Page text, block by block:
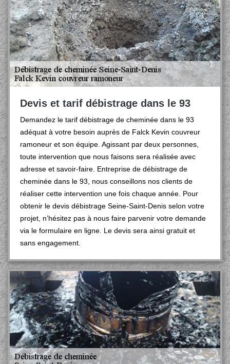
Devis et tarif débistrage dans le 93
Demandez le tarif débistrage de cheminée dans le 93
adéquat à votre besoin auprès de Falck Kevin couvreur
ramoneur et son équipe. Agissant par deux personnes,
toute intervention que nous faisons sera réalisée avec
adresse et savoir-faire. Entreprise de débistrage de
cheminée dans le 93, nous conseillons nos clients de
réaliser cette intervention une fois chaque année. Pour
obtenir le devis débistrage Seine-Saint-Denis selon votre
projet, n’hésitez pas à nous faire parvenir votre demande
via le formulaire en ligne. Le devis sera ainsi gratuit et
sans engagement.